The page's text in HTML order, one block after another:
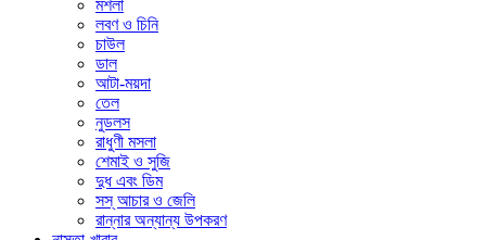
মশলা
লবণ ও চিনি
চাউল
ডাল
আটা-ময়দা
তেল
নুডলস
রাধুণী মসলা
শেমাই ও সুজি
দুধ এবং ডিম
সস্ আচার ও জেলি
রান্নার অন্যান্য উপকরণ